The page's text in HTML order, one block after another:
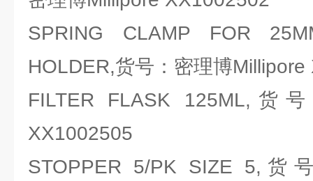
SPRING CLAMP FOR
HOLDER,货号：密理博
FILTER FLASK 125ML,货
XX1002505
STOPPER 5/PK SIZE 5,货